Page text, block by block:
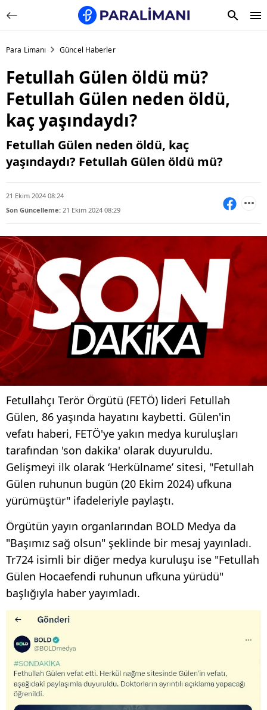
Para Limanı Güncel Haberler
Fetullah Gülen öldü mü?
Fetullah Gülen neden öldü,
kaç yaşındaydı?
Fetullah Gülen neden öldü, kaç
yaşındaydı? Fetullah Gülen öldü mü?
21 Ekim 2024 08:24
Son Güncelleme: 21 Ekim 2024 08:29
Fetullahçı Terör Örgütü (FETÖ) lideri Fetullah
Gülen, 86 yaşında hayatını kaybetti. Gülen'in
vefatı haberi, FETÖ'ye yakın medya kuruluşları
tarafından 'son dakika' olarak duyuruldu.
Gelişmeyi ilk olarak ‘Herkülname’ sitesi, "Fetullah
Gülen ruhunun bugün (20 Ekim 2024) ufkuna
yürümüştür" ifadeleriyle paylaştı.
Örgütün yayın organlarından BOLD Medya da
"Başımız sağ olsun" şeklinde bir mesaj yayınladı.
Tr724 isimli bir diğer medya kuruluşu ise "Fetullah
Gülen Hocaefendi ruhunun ufkuna yürüdü"
başlığıyla haber yayımladı.